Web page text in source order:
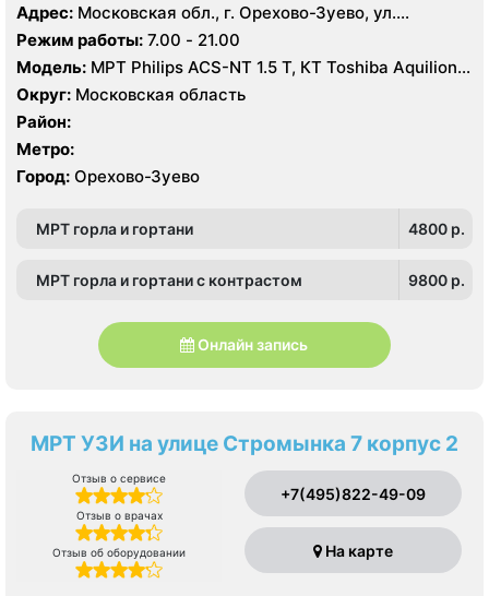
Адрес: Московская обл., г. Орехово-Зуево, ул.
Володарского, 14
Режим работы: 7.00 - 21.00
Модель: МРТ Philips ACS-NT 1.5 Т, КТ Toshiba Aquilion
64 среза, УЗИ
Округ: Московская область
Район:
Метро:
Город: Орехово-Зуево
МРТ горла и гортани 4800 p.
МРТ горла и гортани с контрастом 9800 p.
Онлайн запись
МРТ УЗИ на улице Стромынка 7 корпус 2
Отзыв о сервисе
Отзыв о врачах
Отзыв об оборудовании
+7(495)822-49-09
На карте